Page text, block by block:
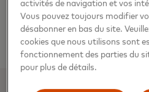
travaillé avec Mastercard
Stavan Parikh, Vice-
paiements chez Google.
activités de navigation et vos
Vous pouvez toujours modifier
désabonner en bas du site.
cookies que nous utilisons sont
fonctionnement des parties du
pour plus de détails.